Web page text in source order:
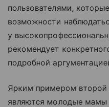
пользователями,
возможности
у
рекомендует
подробной
Ярким примером второй
являются молодые